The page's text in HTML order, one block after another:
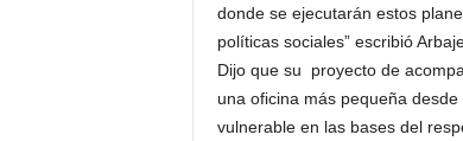
donde se ejecutarán estos
políticas sociales” escribió
Dijo que su proyecto de
una oficina más pequeña
vulnerable en las bases del